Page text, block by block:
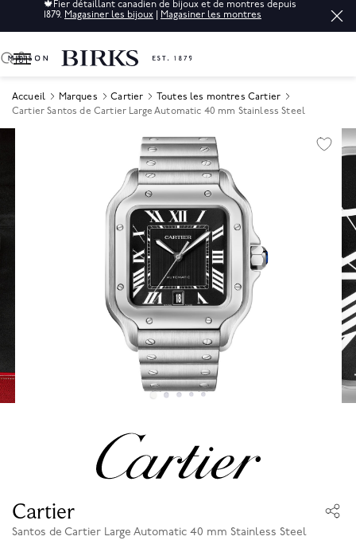
🍁Fier détaillant canadien de bijoux et de montres depuis
1879. Magasiner les bijoux Magasiner les montres
0
Accueil Marques Cartier
Toutes les montres Cartier
Cartier Santos de Cartier Large Automatic 40 mm Stainless Steel
Product Images
Cartier
Santos de Cartier Large Automatic 40 mm Stainless Steel